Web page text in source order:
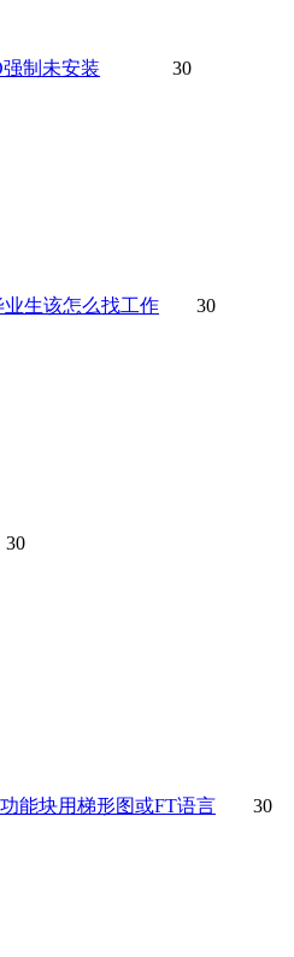
强制未安装 30
生该怎么找工作
30
30
能块用梯形图或FT语言
30